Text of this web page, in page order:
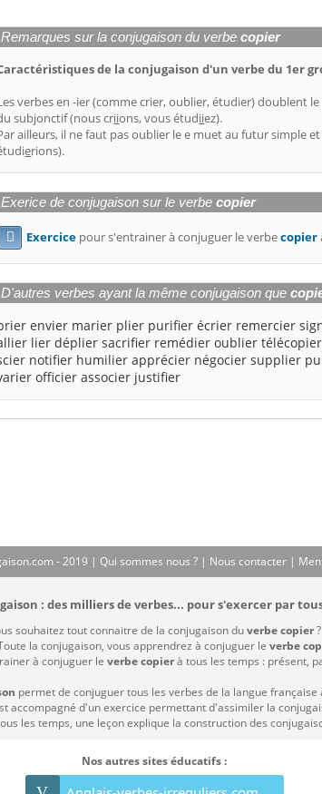
Remarques sur la conjugaison du verbecopier
de la conjugaison d'un verbe du 1er
verbes en -ier (comme crier, oublier, étudier) doublent
subjonctif (nous criions, vous étudiiez).
ailleurs, il ne faut pas oublier le e muet au futur simple
erions).
Exerice de conjugaison sur le verbecopier
 Exercice pour s'entrainer à conjuguer le verbecopier
D'autres verbes ayant la même conjugaison que
envier marier plier purifier écrier remercier
lier déplier sacrifier remédier oublier télécopier
notifier humilier apprécier négocier supplier
officier associer justifier
- 2019 | Qui sommes nous ? | Nous contacter |
: des milliers de verbes... pour s'exercer par
souhaitez tout connaitre de la conjugaison duverbe copier?
la conjugaison, vous apprendrez à conjuguer le verbe
à conjuguer le verbe copierà tous les temps : présent,
permet de conjuguer tous les verbes de la langue française
accompagné d'un exercice permettant d'assimiler la
les temps, une leçon explique la construction des
Nos autres sites éducatifs :